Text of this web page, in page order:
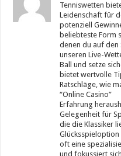
Tenniswetten
Leidenschaft für
potenziell
beliebteste Form
denen du auf den
unseren Live-
Ball und setze
bietet wertvolle
Ratschläge, wie
“Online Casino”
Erfahrung
Gelegenheit für
die die Klassiker
Glücksspieloption
oft eine
und fokussiert